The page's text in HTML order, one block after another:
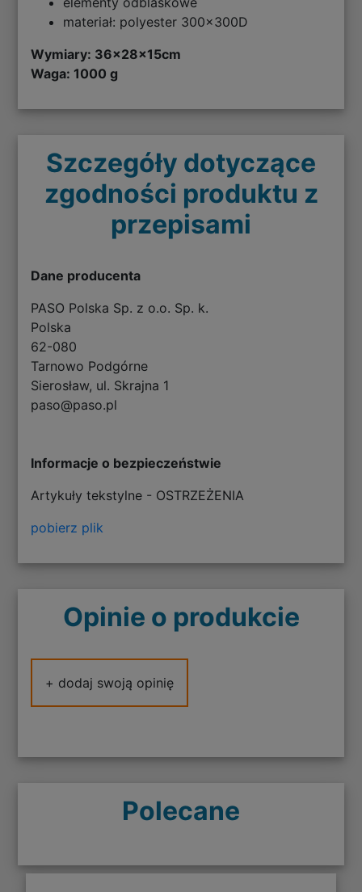
materiał: polyester 300x300D
Wymiary: 36x28x15cm
Waga: 1000 g
Szczegóły dotyczące
zgodności produktu z
przepisami
Dane producenta
PASO Polska Sp. z o.o. Sp. k.
Polska
62-080
Tarnowo Podgórne
Sierosław, ul. Skrajna 1
paso@paso.pl
Informacje o bezpieczeństwie
Artykuły tekstylne - OSTRZEŻENIA
pobierz plik
Opinie o produkcie
+ dodaj swoją opinię
Polecane